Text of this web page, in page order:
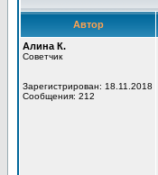
Автор
Алина К.
Советчик
Зарегистрирован: 18.11.2018
Сообщения: 212